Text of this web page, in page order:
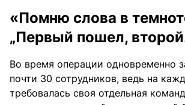
«Помню слова в
„Первый пошел,
Во время операции одновременно
почти 30 сотрудников, ведь на
требовалась своя отдельная